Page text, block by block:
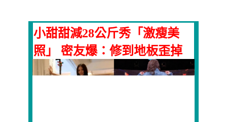
小甜甜減28公斤秀「激瘦美
照」 密友爆：修到地板歪掉